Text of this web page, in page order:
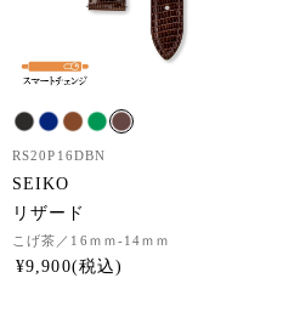
RS20P16DBN
SEIKO
リザード
こげ茶 ／16ｍｍ-14ｍｍ
¥9,900